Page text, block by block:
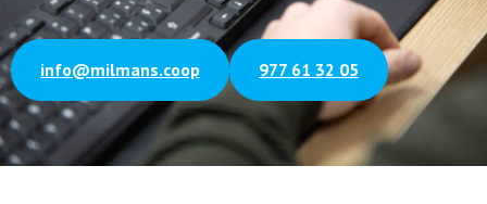
info@milmans.coop 977 61 32 05